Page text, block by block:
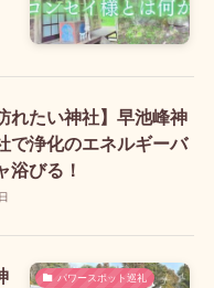
れたい神社】早池峰神
で浄化のエネルギーバ
浴びる！
パワースポット巡礼